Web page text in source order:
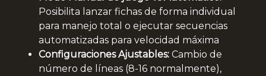
Posibilita lanzar fichas de forma individual
para manejo total o ejecutar secuencias
automatizadas para velocidad máxima
Configuraciones Ajustables: Cambio de
número de líneas (8-16 normalmente),